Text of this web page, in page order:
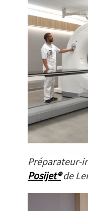
Préparateur-
Posijet®de